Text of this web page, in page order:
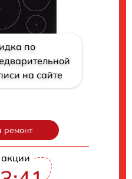
по
на сайте
ремонт